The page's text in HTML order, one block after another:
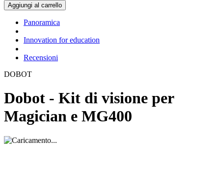
Aggiungi al carrello
Panoramica
Innovation for education
Recensioni
DOBOT
Dobot - Kit di visione per
Magician e MG400